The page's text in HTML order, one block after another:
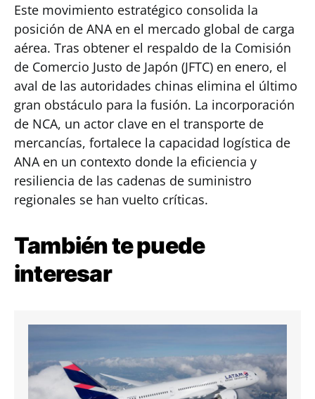
Este movimiento estratégico consolida la
posición de ANA en el mercado global de carga
aérea. Tras obtener el respaldo de la Comisión
de Comercio Justo de Japón (JFTC) en enero, el
aval de las autoridades chinas elimina el último
gran obstáculo para la fusión. La incorporación
de NCA, un actor clave en el transporte de
mercancías, fortalece la capacidad logística de
ANA en un contexto donde la eficiencia y
resiliencia de las cadenas de suministro
regionales se han vuelto críticas.
También te puede
interesar